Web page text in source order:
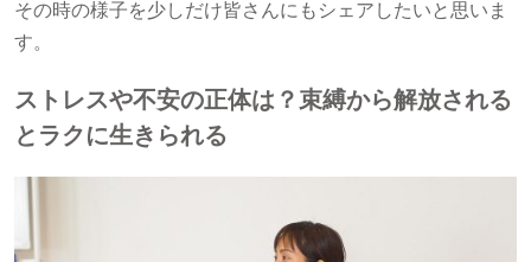
その時の様子を少しだけ皆さんにもシェアしたいと思いま
す。
ストレスや不安の正体は？束縛から解放される
とラクに生きられる